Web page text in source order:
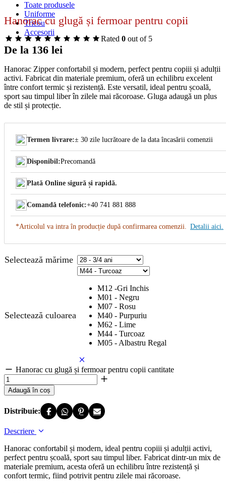
Toate produsele
Uniforme
Tricou
Accesorii
Hanorac cu glugă și fermoar pentru copii
Rated 0out of 5
De la 136 lei
Hanorac Zipper confortabil și modern, perfect pentru copiii și adulții
activi. Fabricat din materiale premium, oferă un echilibru excelent
între confort termic și rezistență. Este versatil, ideal pentru școală,
sport sau timpul liber în zilele mai răcoroase. Gluga adaugă un plus
de stil și protecție.
Termen livrare:± 30 zile lucrătoare de la data încasării comenzii
Disponibil:Precomandă
Plată Online sigură și rapidă.
Comandă telefonic:+40 741 881 888
*Articolul va intra în producție după confirmarea comenzii. Detalii aici.
Selectează mărime
Selectează culoarea
M12 -Gri Inchis
M01 - Negru
M07 - Rosu
M40 - Purpuriu
M62 - Lime
M44 - Turcoaz
M05 - Albastru Regal
Hanorac cu glugă și fermoar pentru copii cantitate
Adaugă în coș
Distribuie:
Descriere
Hanorac confortabil și modern, ideal pentru copiii și adulții activi,
perfect pentru școală, sport sau timpul liber. Fabricat dintr-un mix de
materiale premium, acesta oferă un echilibru între rezistență și
confort termic, fiind potrivit pentru zilele mai răcoroase.